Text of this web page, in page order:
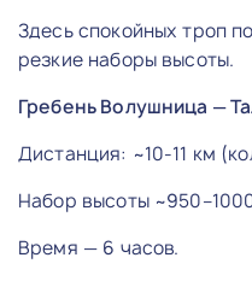
Здесь спокойных троп
резкие наборы высоты.
Гребень Волушница —
Дистанция: ~10-11 км
Набор высоты
Время — 6 часов.